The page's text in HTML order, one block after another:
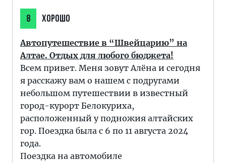
8 ХОРОШО
Автопутешествие в “Швейцарию” на
Алтае. Отдых для любого бюджета!
Всем привет. Меня зовут Алёна и сегодня
я расскажу вам о нашем с подругами
небольшом путешествии в известный
город-курорт Белокуриха,
расположенный у подножия алтайских
гор. Поездка была с 6 по 11 августа 2024
года.
Поездка на автомобиле